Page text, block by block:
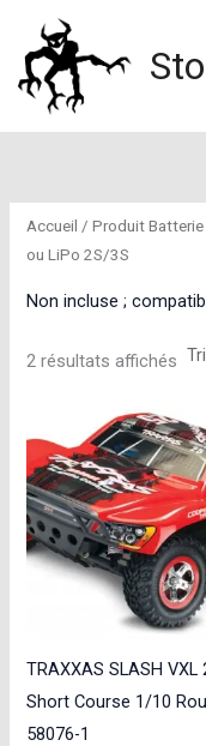
contenu
Accueil / Produit
ou LiPo 2S/3S
Non incluse ;
2 résultats affichés Trié
au
TRAXXAS SLASH VXL
Short Course 1/10
58076-1